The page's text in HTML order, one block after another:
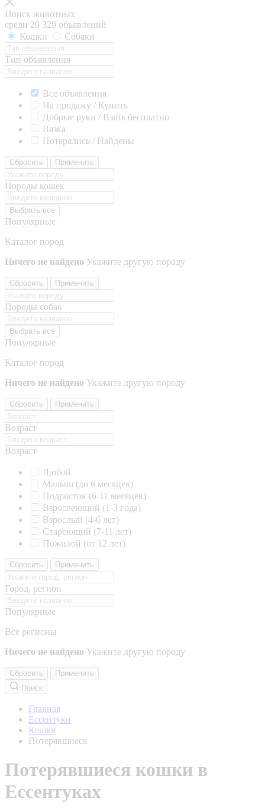
Поиск животных
среди 20 329 объявлений
Кошки
Собаки
Тип объявления
Все объявления
На продажу / Купить
Добрые руки / Взять бесплатно
Вязка
Потерялись / Найдены
Сбросить Применить
Породы кошек
Выбрать все
Популярные
Каталог пород
Ничего не найдено Укажите другую породу
Сбросить Применить
Породы собак
Выбрать все
Популярные
Каталог пород
Ничего не найдено Укажите другую породу
Сбросить Применить
Возраст
Возраст
Любой
Малыш (до 6 месяцев)
Подросток (6-11 месяцев)
Взрослеющий (1-3 года)
Взрослый (4-6 лет)
Стареющий (7-11 лет)
Пожилой (от 12 лет)
Сбросить Применить
Город, регион
Популярные
Все регионы
Ничего не найдено Укажите другую породу
Сбросить
Применить
Поиск
Главная
Ессентуки
Кошки
Потерявшиеся
Потерявшиеся кошки в
Ессентуках